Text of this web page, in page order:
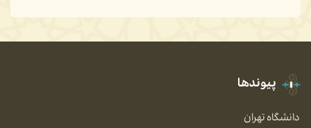
پیوندها
دانشگاه تهران